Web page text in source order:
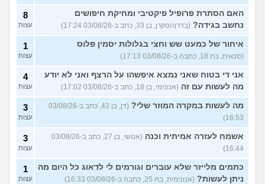
האם הסתרת פרופיל פיקטיבי ומחיקת חיפושים
נחשב בגידה? (בדרןהסקרן, בן 33, כתב ב-03/08/26 17:24)
8
עצות
איחור של כמעט שש וחצי בגלולות יסמין פלוס
(סנאית, בת 18, כתבה ב-03/08/26 17:13)
1
עצות
אני די בטוח שאני נמצא איפשהו על הרצף ואני לא יודע
מה לעשות עם זה (אנונימי, בן 18, כתב ב-03/08/26 17:02)
4
עצות
מה לעשות במקרה המוזר שלי?
(דן, בן 42, כתב ב-03/08/26
16:53)
3
עצות
אשמח לעזרה אמיתית וכנה
(אנושי, בן 27, כתב ב-03/08/26
16:44)
3
עצות
כתמים מלייזר שלא עוברים וגורמים לי לדאוג כל היום מה
ניתן לעשות? (אנונימית, בת 25, כתבה ב-03/08/26 16:33)
1
עצות